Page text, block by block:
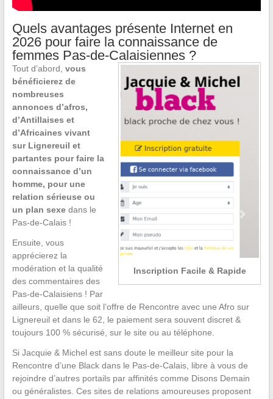
Quels avantages présente Internet en
2026 pour faire la connaissance de
femmes Pas-de-Calaisiennes ?
Inscription Facile & Rapide
Tout d’abord, vous
bénéficierez de
nombreuses
annonces d’afros,
d’Antillaises et
d’Africaines vivant
sur Lignereuil et
partantes pour faire la
connaissance d’un
homme, pour une
relation sérieuse ou
un plan sexedans le
Pas-de-Calais !
Ensuite, vous
apprécierez la
modération et la qualité
des commentaires des
Pas-de-Calaisiens ! Par
ailleurs, quelle que soit l’offre de Rencontre avec une Afro sur
Lignereuil et dans le 62, le paiement sera souvent discret &
toujours 100 % sécurisé, sur le site ou au téléphone.
Si Jacquie & Michel est sans doute le meilleur site pour la
Rencontre d’une Black dans le Pas-de-Calais, libre à vous de
rejoindre d’autres portails par affinités comme Disons Demain
ou généralistes. Ces sites de relations amoureuses proposent